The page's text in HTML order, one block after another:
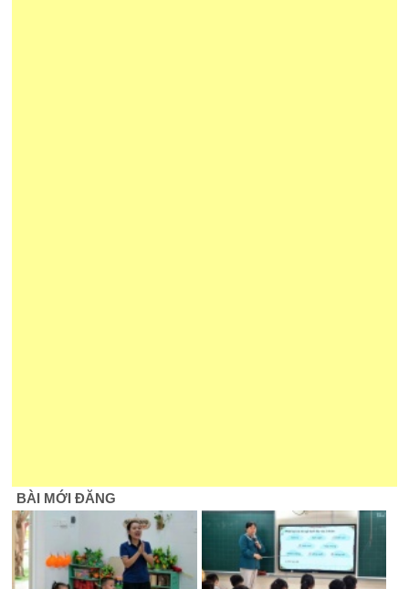
BÀI MỚI ĐĂNG